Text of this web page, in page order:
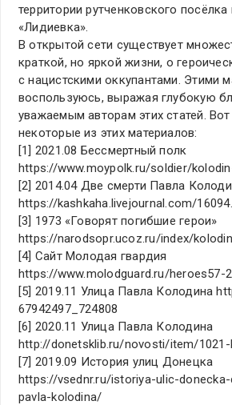
территории рутченковского
«Лидиевка».
В открытой сети существует
краткой, но яркой жизни, о
с нацистскими оккупантами. Этими
воспользуюсь, выражая глубокую
уважаемым авторам этих статей.
некоторые из этих материалов:
[1] 2021.08 Бессмертный полк
https://www.moypolk.ru/soldier/
[2] 2014.04 Две смерти Павла
https://kashkaha.livejournal.com/
[3] 1973 «Говорят погибшие герои»
https://narodsopr.ucoz.ru/index/
[4] Сайт Молодая гвардия
https://www.molodguard.ru/heroes57-
[5] 2019.11 Улица Павла Колодина
67942497_724808
[6] 2020.11 Улица Павла Колодина
http://donetsklib.ru/novosti/item/1021-
[7] 2019.09 История улиц Донецка
https://vsednr.ru/istoriya-ulic-
pavla-kolodina/